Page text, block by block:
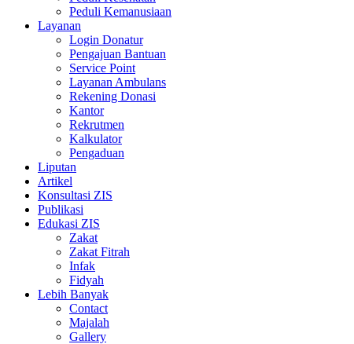
Peduli Kemanusiaan
Layanan
Login Donatur
Pengajuan Bantuan
Service Point
Layanan Ambulans
Rekening Donasi
Kantor
Rekrutmen
Kalkulator
Pengaduan
Liputan
Artikel
Konsultasi ZIS
Publikasi
Edukasi ZIS
Zakat
Zakat Fitrah
Infak
Fidyah
Lebih Banyak
Contact
Majalah
Gallery